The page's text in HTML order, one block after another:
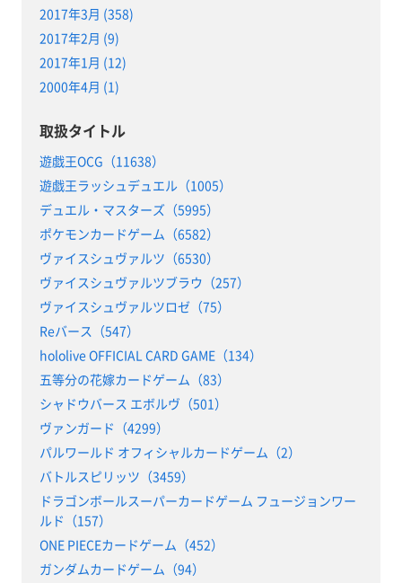
2017年3月 (358)
2017年2月 (9)
2017年1月 (12)
2000年4月 (1)
取扱タイトル
遊戯王OCG（11638）
遊戯王ラッシュデュエル（1005）
デュエル・マスターズ（5995）
ポケモンカードゲーム（6582）
ヴァイスシュヴァルツ（6530）
ヴァイスシュヴァルツブラウ（257）
ヴァイスシュヴァルツロゼ（75）
Reバース（547）
hololive OFFICIAL CARD GAME（134）
五等分の花嫁カードゲーム（83）
シャドウバース エボルヴ（501）
ヴァンガード（4299）
パルワールド オフィシャルカードゲーム（2）
バトルスピリッツ（3459）
ドラゴンボールスーパーカードゲーム フュージョンワー
ルド（157）
ONE PIECEカードゲーム（452）
ガンダムカードゲーム（94）